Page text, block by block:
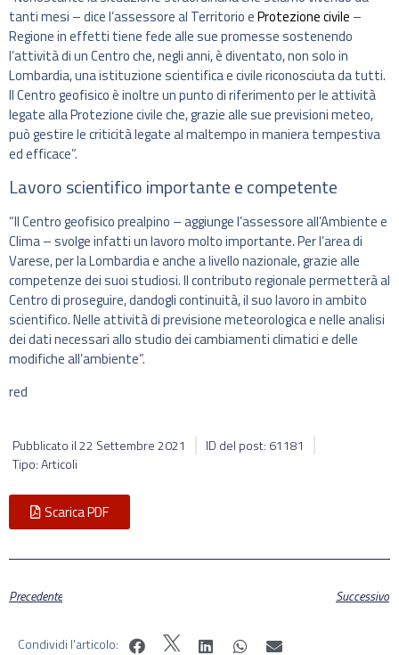
tanti mesi – dice l’assessore al Territorio eProtezione civile –
Regione in effetti tiene fede alle sue promesse sostenendo
l’attività di un Centro che, negli anni, è diventato, non solo in
Lombardia, una istituzione scientifica e civile riconosciuta da tutti.
Il Centro geofisico è inoltre un punto di riferimento per le attività
legate alla Protezione civile che, grazie alle sue previsioni meteo,
può gestire le criticità legate al maltempo in maniera tempestiva
ed efficace”.
Lavoro scientifico importante e competente
“Il Centro geofisico prealpino – aggiunge l’assessore all’Ambiente e
Clima – svolge infatti un lavoro molto importante. Per l’area di
Varese, per la Lombardia e anche a livello nazionale, grazie alle
competenze dei suoi studiosi. Il contributo regionale permetterà al
Centro di proseguire, dandogli continuità, il suo lavoro in ambito
scientifico. Nelle attività di previsione meteorologica e nelle analisi
dei dati necessari allo studio dei cambiamenti climatici e delle
modifiche all’ambiente”.
red
Pubblicato il22 Settembre 2021
ID del post: 61181
Tipo: Articoli
Scarica PDF
Precedente Successivo
Condividi l'articolo: